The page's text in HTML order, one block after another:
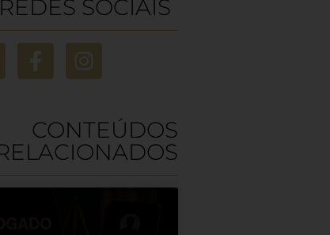
SOCIAIS
CONTEÚDOS